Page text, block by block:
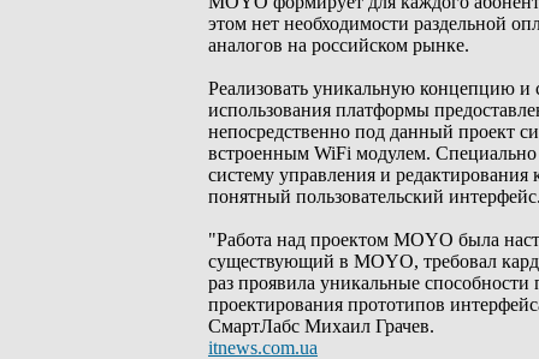
этом нет необходимости раздельной
аналогов на российском рынке.
Реализовать уникальную концепцию и
использования платформы
непосредственно под данный проект
встроенным WiFi модулем.
систему управления и
понятный пользовательский
"Работа над проектом MOYO была
существующий в MOYO, требовал
раз проявила уникальные
проектирования прототипов
СмартЛабс Михаил Грачев.
itnews.com.ua